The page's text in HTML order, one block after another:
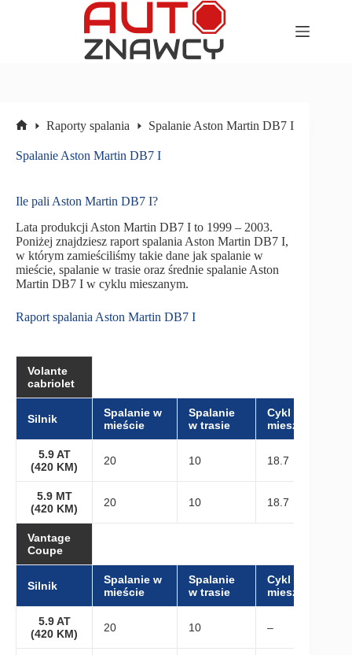
główna
Raporty spalania Spalanie Aston Martin DB7 I
Spalanie Aston Martin DB7 I
Ile pali Aston Martin DB7 I?
Lata produkcji Aston Martin DB7 I to 1999 – 2003.
Poniżej znajdziesz raport spalania Aston Martin DB7 I,
w którym zamieściliśmy takie dane jak spalanie w
mieście, spalanie w trasie oraz średnie spalanie Aston
Martin DB7 I w cyklu mieszanym.
Raport spalania Aston Martin DB7 I
Volante
cabriolet
Silnik
Spalanie w
mieście
Spalanie
w trasie
Cykl
mieszany
5.9 AT
(420 KM)
20 10 18.7
5.9 MT
(420 KM)
20 10 18.7
Vantage
Coupe
Silnik
Spalanie w
mieście
Spalanie
w trasie
Cykl
mieszany
5.9 AT
(420 KM)
20 10 –